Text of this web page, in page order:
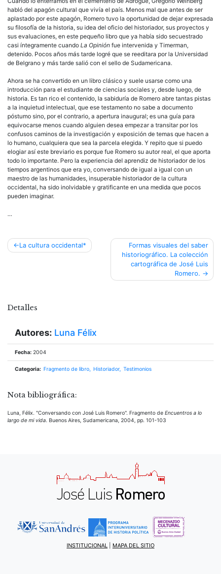
habló del apagón cultural que vivía el país. Menos mal que antes de ser
aplastado por este apagón, Romero tuvo la oportunidad de dejar expresada
su filosofía de la historia, su idea del oficio del historiador, sus proyectos y
sus evaluaciones, en este pequeño libro que ya había sido secuestrado
casi íntegramente cuando La Opinión fue intervenida y Timerman,
detenido. Pocos años más tarde logré que se reeditara por la Universidad
de Belgrano y más tarde salió con el sello de Sudamericana.
Ahora se ha convertido en un libro clásico y suele usarse como una
introducción para el estudiante de ciencias sociales y, desde luego, de
historia. Es tan rico el contenido, la sabiduría de Romero abre tantas pistas
a la inquietud intelectual, que ese testamento no sabe a documento
póstumo sino, por el contrario, a apertura inaugural; es una guía para
equivocarse menos cuando alguien desea empezar a transitar por los
confusos caminos de la investigación y exposición de temas que hacen a
lo humano, cualquiera que sea la parcela elegida. Y repito que si puedo
elogiar así este breviario es porque fue Romero su autor real, el que aporta
todo lo importante. Pero la experiencia del aprendiz de historiador de los
tiempos argentinos que era yo, conversando de igual a igual con un
maestro de las humanidades, insuperable historiador de la cultura
occidental, ha sido inolvidable y gratificante en una medida que pocos
pueden imaginar.
…
Navegación
La cultura occidental*
Formas visuales del saber
historiográfico. La colección
cartográfica de José Luis
Romero.
Detalles
Autores: Luna Félix
Fecha: 2004
Categoria: Fragmento de libro Historiador Testimonios
Nota bibliográfica:
Luna, Félix. "Conversando con José Luis Romero". Fragmento de Encuentros a lo
largo de mi vida. Buenos Aires, Sudamericana, 2004, pp. 101-103
INSTITUCIONAL MAPA DEL SITIO